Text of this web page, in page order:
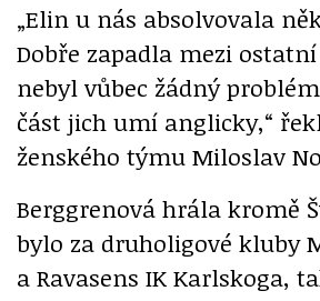
„Elin u nás absolvovala
Dobře zapadla mezi
nebyl vůbec žádný
část jich umí anglicky,“
ženského týmu Miloslav
Berggrenová hrála kromě
bylo za druholigové kluby
a Ravasens IK Karlskoga,